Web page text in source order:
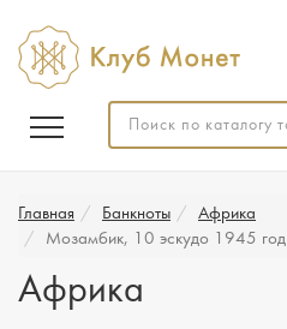
Главная Банкноты
Африка
Мозамбик, 10 эскудо 1945 год
Африка